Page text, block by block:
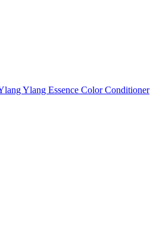
Ylang Essence Color Conditioner